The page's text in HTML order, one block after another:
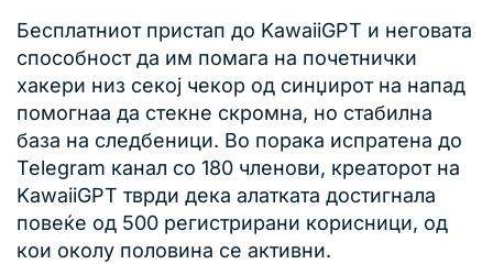
Бесплатниот пристап до KawaiiGPT и неговата
способност да им помага на почетнички
хакери низ секој чекор од синџирот на напад
помогнаа да стекне скромна, но стабилна
база на следбеници. Во порака испратена до
Telegram канал со 180 членови, креаторот на
KawaiiGPT тврди дека алатката достигнала
повеќе од 500 регистрирани корисници, од
кои околу половина се активни.